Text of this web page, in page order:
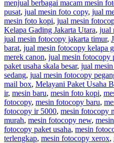
menjual berbagai macam mesin
pusat, jual mesin foto copy, jual
mesin foto kopi, jual mesin
Kelapa Gading Jakarta Utara, jual
jual mesin fotocopy jakarta timur,
barat, jual mesin fotocopy kelapa
merek canon, jual mesin fotocopy
paket usaha skala besar, jual
sedang, jual mesin fotocopy
mail box, Melayani Paket Usaha
ir, mesin baru, mesin foto kopi,
fotocopy, mesin fotocopy baru,
fotocopy ir 5000, mesin fotocopy
murah, mesin fotocopy new,
fotocopy paket usaha, mesin
terlengkap, mesin fotocopy xerox,